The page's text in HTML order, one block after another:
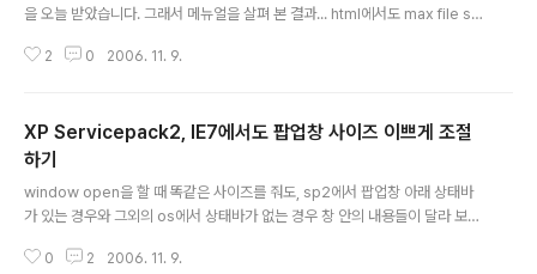
을 오늘 받았습니다. 그래서 메뉴얼을 살펴 본 결과... html에서도 max file siz
같이 넣어주면 됩니다. 여기서 이 부분이 중요합니다. 요기에다 업로드 max va
ERR_FORM_SIZE 라고 나옵니다. 메뉴얼에는 다음과 같이 나오네요 "MAX_
FILE_SIZE는 PHP가 확인하기도 하지만, 브라우저에 대한 권고입니다. 이 값
2 0 2006. 11. 9.
XP Servicepack2, IE7에서도 팝업창 사이즈 이쁘게 조절
하기
window open을 할 때 똑같은 사이즈를 줘도, sp2에서 팝업창 아래 상태바
가 있는 경우와 그외의 os에서 상태바가 없는 경우 창 안의 내용들이 달라 보이
많이 틀려보이는 경우가 발생한다. 이때 다음과 같은 스크립트를 사용하여 onl
0 2 2006. 11. 9.